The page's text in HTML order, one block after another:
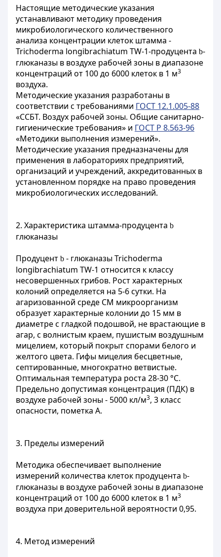
Настоящие методические указания
устанавливают методику проведения
микробиологического количественного
анализа концентрации клеток штамма -
Trichoderma longibrachiatum TW-1-продуцента b-
глюканазы в воздухе рабочей зоны в диапазоне
концентраций от 100 до 6000 клеток в 1 м3
воздуха.
Методические указания разработаны в
соответствии с требованиями ГОСТ 12.1.005-88
«ССБТ. Воздух рабочей зоны. Общие санитарно-
гигиенические требования» и ГОСТ Р 8.563-96
«Методики выполнения измерений».
Методические указания предназначены для
применения в лабораториях предприятий,
организаций и учреждений, аккредитованных в
установленном порядке на право проведения
микробиологических исследований.
2. Характеристика штамма-продуцента b
глюканазы
Продуцент b - глюканазы Trichoderma
longibrachiatum TW-1 относится к классу
несовершенных грибов. Рост характерных
колоний определяется на 5-6 сутки. На
агаризованной среде СМ микроорганизм
образует характерные колонии до 15 мм в
диаметре с гладкой подошвой, не врастающие в
агар, с волнистым краем, пушистым воздушным
мицелием, который покрыт спорами белого и
желтого цвета. Гифы мицелия бесцветные,
септированные, многократно ветвистые.
Оптимальная температура роста 28-30 °С.
Предельно допустимая концентрация (ПДК) в
воздухе рабочей зоны - 5000 кл/м3, 3 класс
опасности, пометка А.
3. Пределы измерений
Методика обеспечивает выполнение
измерений количества клеток продуцента b-
глюканазы в воздухе рабочей зоны в диапазоне
концентраций от 100 до 6000 клеток в 1 м3
воздуха при доверительной вероятности 0,95.
4. Метод измерений